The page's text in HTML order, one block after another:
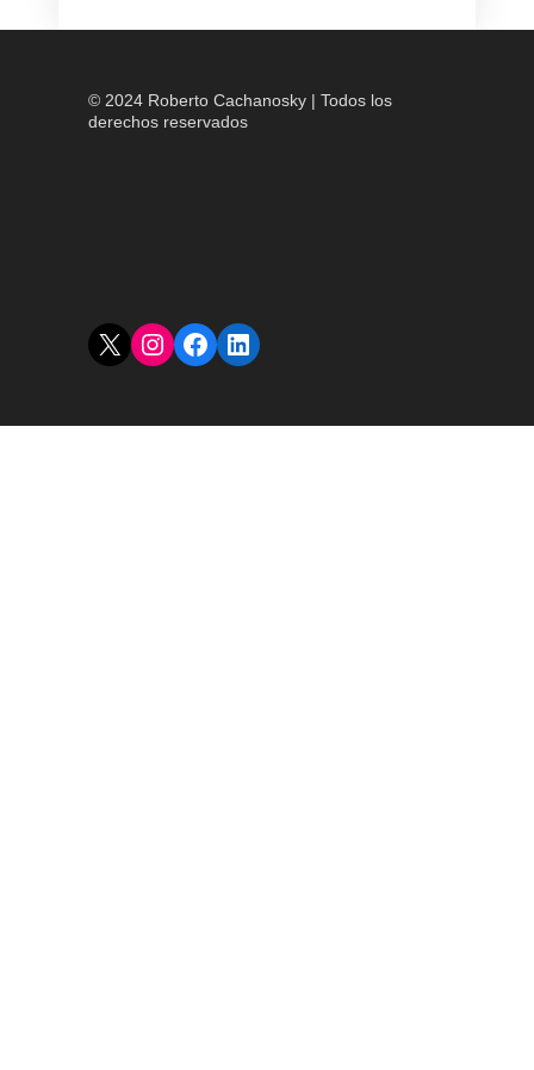
© 2024 Roberto Cachanosky | Todos los
derechos reservados
X Instagram
Facebook
LinkedIn